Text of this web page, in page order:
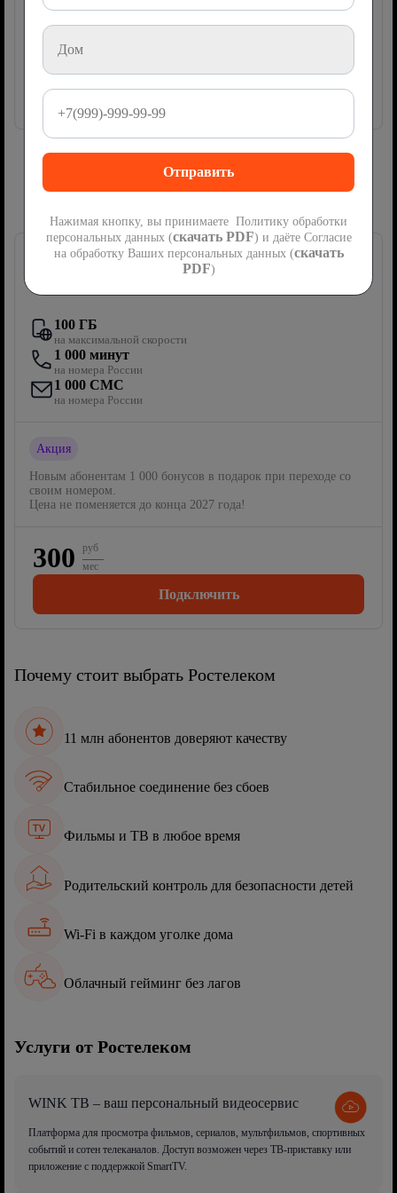
1200мес
Подключить
Сим-карта Ростелеком с мобильной
Первый мобильный
100 ГБ
на максимальной скорости
1 000 минут
на номера России
1 000 СМС
на номера России
Акция
Новым абонентам 1 000 бонусов в подарок при переходе со
своим номером.
Цена не поменяется до конца 2027 года!
300
руб
мес
Подключить
Почему стоит выбрать Ростелеком
11 млн абонентов доверяют качеству
Стабильное соединение без сбоев
Фильмы и ТВ в любое время
Родительский контроль для безопасности детей
Wi-Fi в каждом уголке дома
Облачный гейминг без лагов
Услуги от Ростелеком
WINK ТВ – ваш персональный видеосервис
Платформа для просмотра фильмов, сериалов, мультфильмов, спортивных
событий и сотен телеканалов. Доступ возможен через ТВ-приставку или
приложение с поддержкой SmartTV.
Нажимая кнопку, вы принимаете Политику обработки
персональных данных (скачать PDF) и даёте Согласие
на обработку Ваших персональных данных (скачать
PDF)